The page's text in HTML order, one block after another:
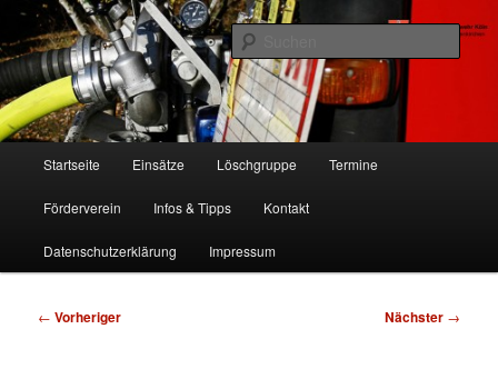
Zum
primären
Inhalt
springenFF Köln, LG RD
Freiwillige Feuerwehr Köln, Löschgruppe Rodenkirchen
Startseite Einsätze Löschgruppe Termine
Förderverein Infos & Tipps Kontakt
Datenschutzerklärung Impressum
Beitragsnavigation
← Vorheriger Nächster →